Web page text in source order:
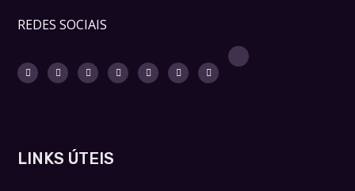
REDES SOCIAIS
LINKS ÚTEIS